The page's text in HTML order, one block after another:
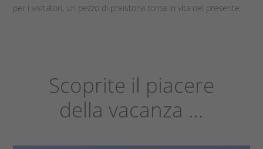
per i visitatori, un pezzo di preistoria torna in vita nel presente.
Scoprite il piacere
della vacanza …